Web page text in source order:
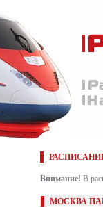
Внимание! В
МОСКВА